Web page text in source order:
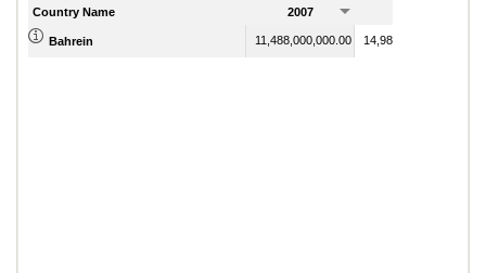
Country Name 2007
Bahrein 11,488,000,000.00 14,980,000,000.00